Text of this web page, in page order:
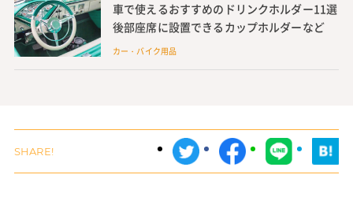
車で使えるおすすめのドリンクホルダー11選
後部座席に設置できるカップホルダーなど
カー・バイク用品